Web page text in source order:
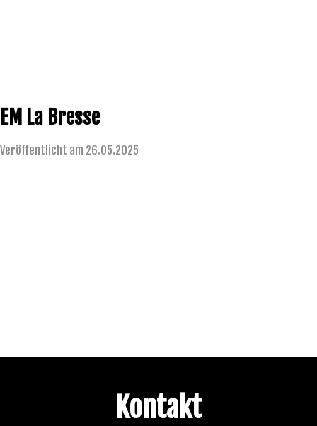
EM La Bresse
Veröffentlicht am 26.05.2025
Kontakt